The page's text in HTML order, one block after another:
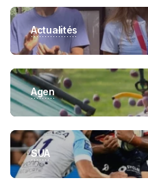
Actualités
Agen
SUA